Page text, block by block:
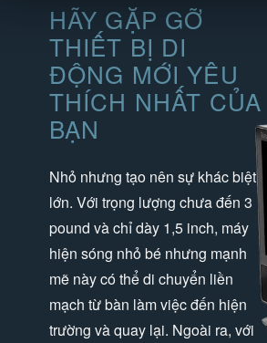
HÃY GẶP GỠ
THIẾT BỊ DI
ĐỘNG MỚI YÊU
THÍCH NHẤT CỦA
BẠN
Nhỏ nhưng tạo nên sự khác biệt
lớn. Với trọng lượng chưa đến 3
pound và chỉ dày 1,5 inch, máy
hiện sóng nhỏ bé nhưng mạnh
mẽ này có thể di chuyển liền
mạch từ bàn làm việc đến hiện
trường và quay lại. Ngoài ra, với